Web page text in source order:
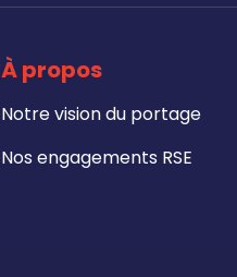
À propos
Notre vision du portage
Nos engagements RSE